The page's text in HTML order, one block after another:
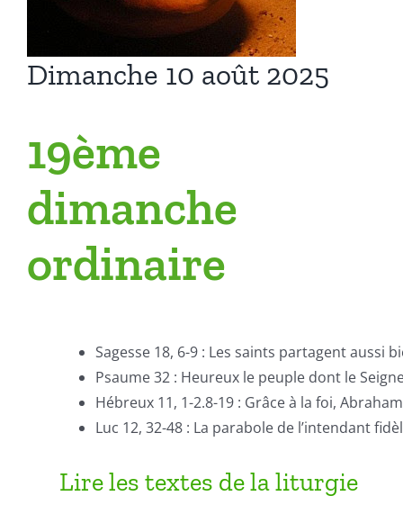
Dimanche 10 août 2025
19ème
dimanche
ordinaire
Sagesse 18, 6-9 : Les saints partagent aussi
Psaume 32 : Heureux le peuple dont le
Hébreux 11, 1-2.8-19 : Grâce à la foi,
Luc 12, 32-48 : La parabole de l’intendant
Lire les textes de la liturgie